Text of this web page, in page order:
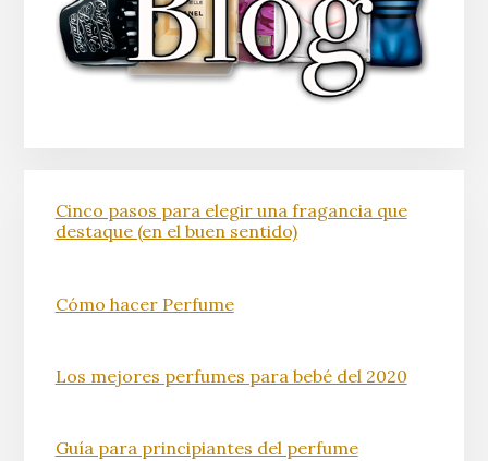
Cinco pasos para elegir una fragancia que
destaque (en el buen sentido)
Cómo hacer Perfume
Los mejores perfumes para bebé del 2020
Guía para principiantes del perfume